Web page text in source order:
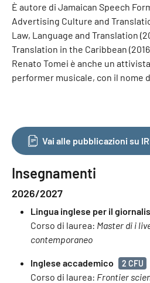
È autore di Jamaican Speech
Advertising Culture and
Law, Language and Translation
Translation in the Caribbean
Renato Tomei è anche un
performer musicale, con il nome
Vai alle pubblicazioni su
Insegnamenti
2026/2027
Lingua inglese per il
Corso di laurea: Master di i
contemporaneo
Inglese accademico 2 CFU
Corso di laurea: Frontier